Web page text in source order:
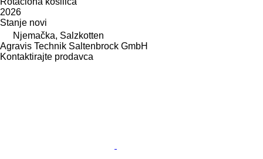
2026
Stanje novi
Njemačka, Salzkotten
Agravis Technik Saltenbrock GmbH
Kontaktirajte prodavca